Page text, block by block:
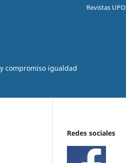
compromiso igualdad
Revistas UPO
Redes sociales